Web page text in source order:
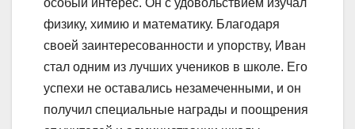
физику, химию и математику. Благодаря
своей заинтересованности и упорству, Иван
стал одним из лучших учеников в школе. Его
успехи не оставались незамеченными, и он
получил специальные награды и поощрения